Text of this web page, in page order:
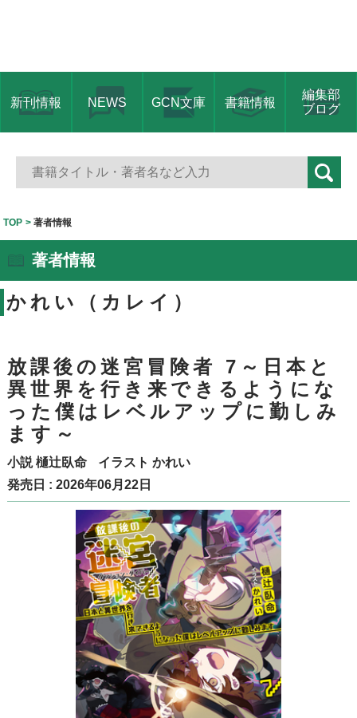
新刊情報 NEWS GCN文庫 書籍情報
編集部
ブログ
TOP 著者情報
著者情報
かれい（カレイ）
放課後の迷宮冒険者 7～日本と
異世界を行き来できるようにな
った僕はレベルアップに勤しみ
ます～
小説樋辻臥命 イラスト かれい
発売日 : 2026年06月22日